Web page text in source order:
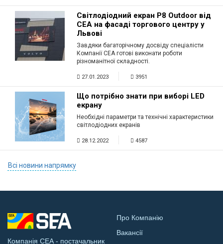
Світлодіодний екран P8 Outdoor від
СЕА на фасаді торгового центру у
Львові
Завдяки багаторічному досвіду спеціалісти
Компанії СЕА готові виконати роботи
різноманітної складності.
27.01.2023 3951
Що потрібно знати при виборі LED
екрану
Необхідні параметри та технічні характеристики
світлодіодних екранів
28.12.2022 4587
Всі новини напрямку
Компанія СЕА - постачальник
Про Компанію
Вакансії